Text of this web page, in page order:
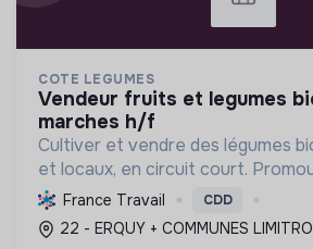
COTE LEGUMES
vendeur fruits et legumes bio sur les
marches h/f
Cultiver et vendre des légumes
et locaux, en circuit court.
agriculture durable et saine,
l'environnement et de la
France Travail CDD
22 - ERQUY + COMMUNES